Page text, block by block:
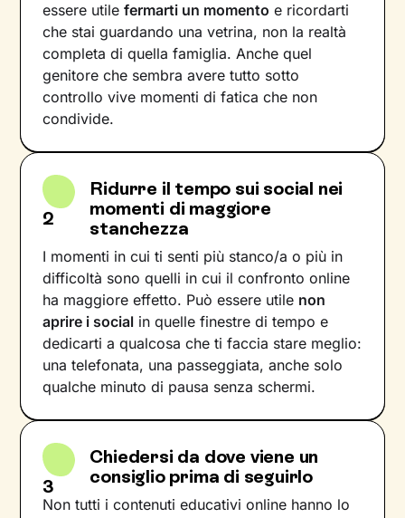
essere utilefermarti un momento e ricordarti
che stai guardando una vetrina, non la realtà
completa di quella famiglia. Anche quel
genitore che sembra avere tutto sotto
controllo vive momenti di fatica che non
condivide.
2
Ridurre il tempo sui social nei
momenti di maggiore
stanchezza
I momenti in cui ti senti più stanco/a o più in
difficoltà sono quelli in cui il confronto online
ha maggiore effetto. Può essere utile non
aprire i social in quelle finestre di tempo e
dedicarti a qualcosa che ti faccia stare meglio:
una telefonata, una passeggiata, anche solo
qualche minuto di pausa senza schermi.
3
Chiedersi da dove viene un
consiglio prima di seguirlo
Non tutti i contenuti educativi online hanno lo